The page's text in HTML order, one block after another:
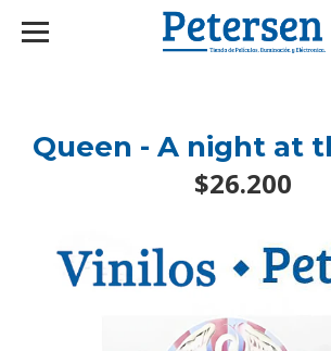
googlef2d1455d5020445a.html
Queen - A night at
$26.200